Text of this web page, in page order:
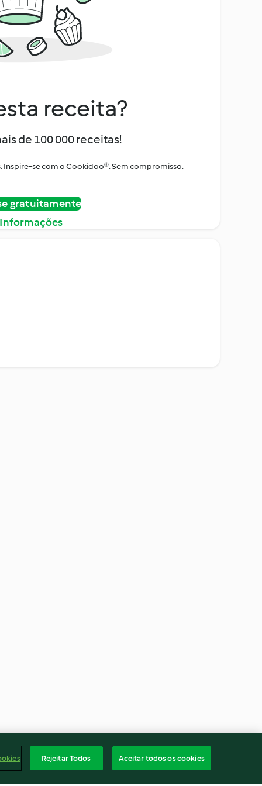
receita?
de 100 000 receitas!
Inspire-se com o Cookidoo®. Sem compromisso.
gratuitamente
Rejeitar Todos Aceitar todos os cookies